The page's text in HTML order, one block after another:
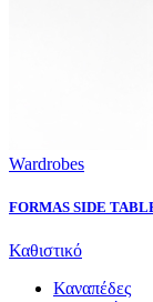
Wardrobes
FORMAS SIDE
Καθιστικό
Καναπέδες